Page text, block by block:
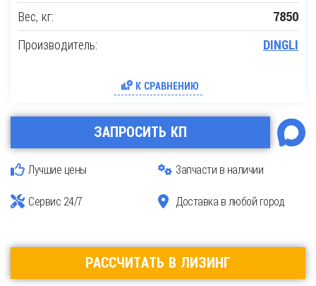
Вес, кг: 7850
Производитель: DINGLI
К СРАВНЕНИЮ
ЗАПРОСИТЬ КП
Лучшие цены Запчасти в наличии
Сервис 24/7 Доставка в любой город
РАССЧИТАТЬ В ЛИЗИНГ